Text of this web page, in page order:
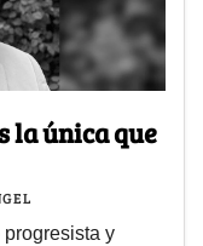
la única que
y